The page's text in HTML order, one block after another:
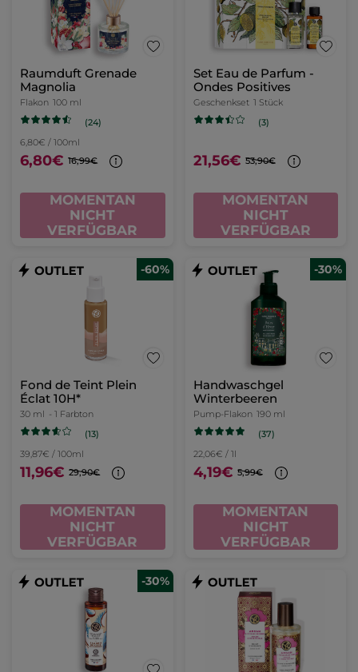
Raumduft Grenade
Magnolia
Flakon 100 ml
(24)
6,80€ / 100ml
6,80€ 16,99€
MOMENTAN
NICHT
VERFÜGBAR
Set Eau de Parfum -
Ondes Positives
Geschenkset 1 Stück
(3)
21,56€ 53,90€
MOMENTAN
NICHT
VERFÜGBAR
-60%
Fond de Teint Plein
Éclat 10H*
30 ml - 1 Farbton
(13)
39,87€ / 100ml
11,96€ 29,90€
MOMENTAN
NICHT
VERFÜGBAR
-30%
Handwaschgel
Winterbeeren
Pump-Flakon 190 ml
(37)
22,06€ / 1l
4,19€ 5,99€
MOMENTAN
NICHT
VERFÜGBAR
-30%